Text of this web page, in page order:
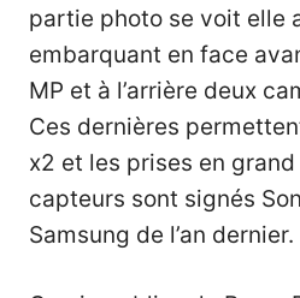
partie photo se voit elle
embarquant en face
MP et à l’arrière deux
Ces dernières
x2 et les prises en grand
capteurs sont signés
Samsung de l’an dernier.